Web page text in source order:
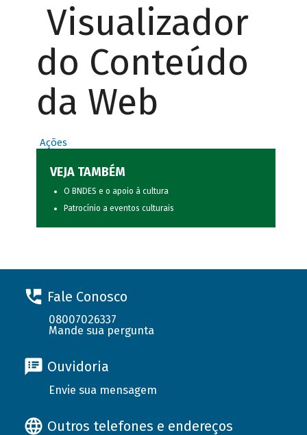
Visualizador
do Conteúdo
da Web
Ações
VEJA TAMBÉM
O BNDES e o apoio à cultura
Patrocínio a eventos culturais
Fale Conosco
08007026337
Mande sua pergunta
Ouvidoria
Envie sua mensagem
Outros telefones e endereços